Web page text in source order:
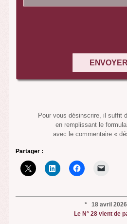
ENVOYER
Pour vous désinscrire, il suffit
en remplissant le
avec le commentaire «
Partager :
* 18 avril
Le N° 28 vient de